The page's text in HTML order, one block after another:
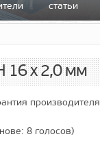
статьи
16 х 2,0 мм
производителя
8 голосов)